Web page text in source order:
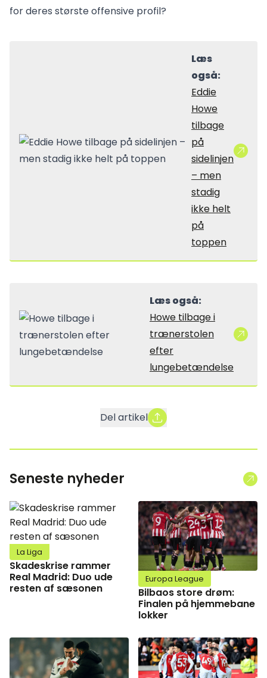
for deres største offensive profil?
Læs
også:
Eddie
Howe
tilbage
på
sidelinjen
– men
stadig
ikke helt
på
toppen
Læs også:
Howe tilbage i
trænerstolen
efter
lungebetændelse
Del artikel
Seneste nyheder
La Liga
Skadeskrise rammer
Real Madrid: Duo ude
resten af sæsonen
Europa League
Bilbaos store drøm:
Finalen på hjemmebane
lokker